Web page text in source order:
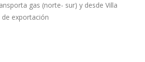
gas (norte- sur) y desde Villa
exportación